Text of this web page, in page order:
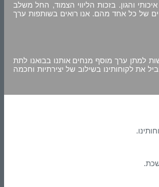
והגון. בזכות הליווי הצמוד, החל משלב
של כל אחד מהם. אנו רואים בשותפות ערך
למתן ערך מוסף מנחים אותנו בבואנו לתת
את לקוחותינו בשילוב של יצירתיות וחכמה